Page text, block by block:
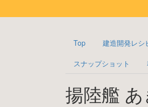
Top 建造開発レシ
スナップショット
揚陸艦